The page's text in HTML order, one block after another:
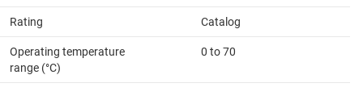
Rating Catalog
Operating temperature
range (°C)
0 to 70